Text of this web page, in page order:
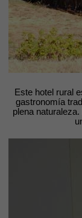
Este hotel rural
gastronomía
plena